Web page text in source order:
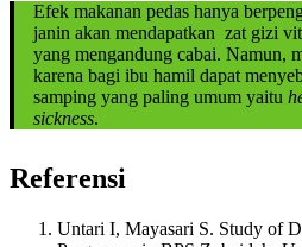
Efek makanan pedas hanya
janin akan mendapatkan zat gizi
yang mengandung cabai. Namun,
karena bagi ibu hamil dapat
samping yang paling umum yaitu
sickness.
Referensi
Untari I, Mayasari S. Study of